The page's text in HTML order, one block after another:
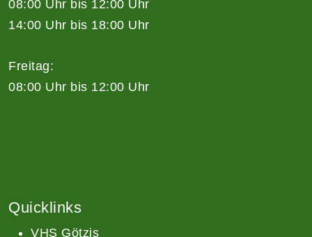
08:00 Uhr bis 12:00 Uhr
14:00 Uhr bis 18:00 Uhr
Freitag:
08:00 Uhr bis 12:00 Uhr
Quicklinks
VHS Götzis